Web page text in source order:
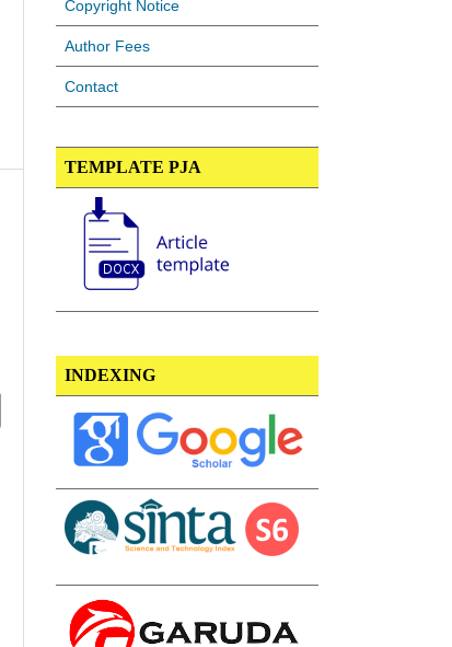
Copyright Notice
Author Fees
Contact
TEMPLATE PJA
INDEXING